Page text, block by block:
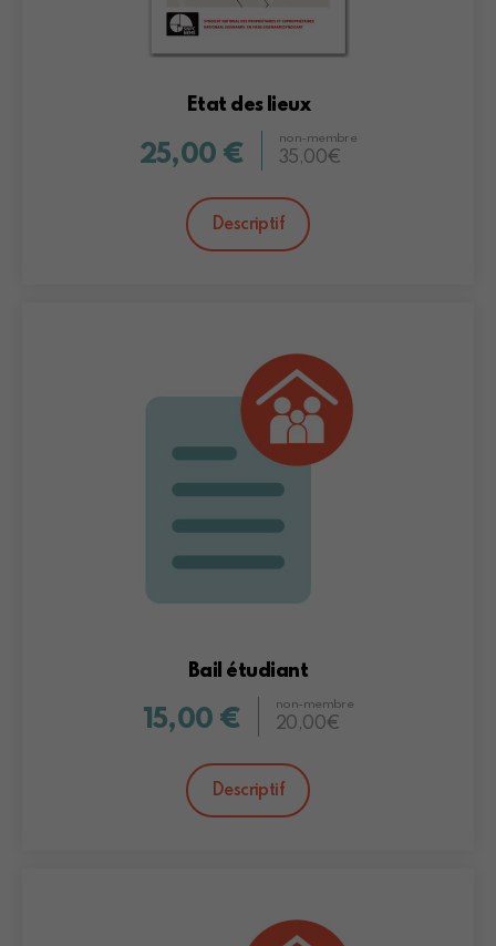
Etat des lieux
25,00 €
non-membre
35,00€
Descriptif
Bail étudiant
15,00 €
non-membre
20,00€
Descriptif